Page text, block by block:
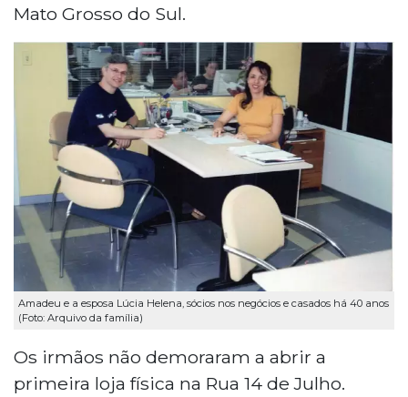
Mato Grosso do Sul.
Amadeu e a esposa Lúcia Helena, sócios nos negócios e casados há 40 anos
(Foto: Arquivo da família)
Os irmãos não demoraram a abrir a
primeira loja física na Rua 14 de Julho.